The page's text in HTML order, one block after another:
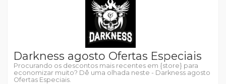
Darkness agosto Ofertas Especiais
Procurando os descontos mais recentes em {store} para
economizar muito? Dê uma olhada neste - Darkness agosto
Ofertas Especiais.